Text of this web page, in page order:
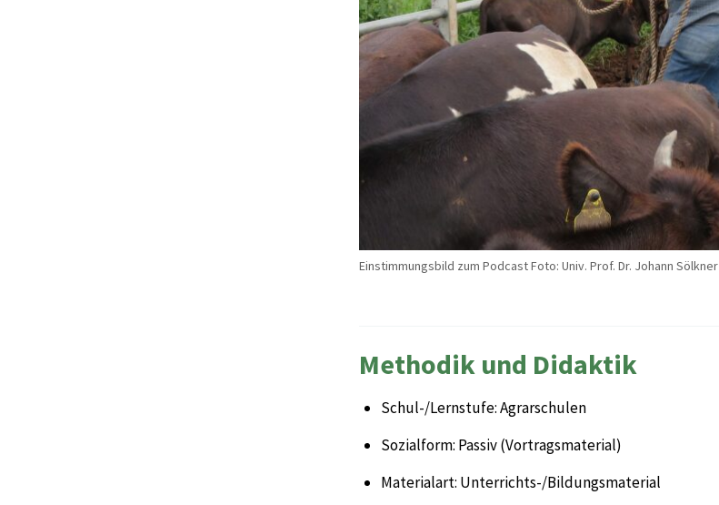
Einstimmungsbild zum Podcast Foto: Univ. Prof. Dr. Johann Sölkner
Methodik und Didaktik
Schul-/Lernstufe: Agrarschulen
Sozialform: Passiv (Vortragsmaterial)
Materialart: Unterrichts-/Bildungsmaterial